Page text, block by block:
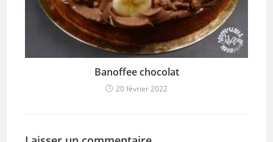
Banoffee chocolat
20 février 2022